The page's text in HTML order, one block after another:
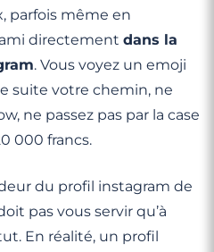
parfois même en
directement dans la
. Vous voyez un emoji
suite votre chemin, ne
ne passez pas par la case
000 francs.
du profil instagram de
pas vous servir qu’à
En réalité, un profil